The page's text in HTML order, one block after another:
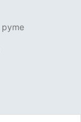
pyme